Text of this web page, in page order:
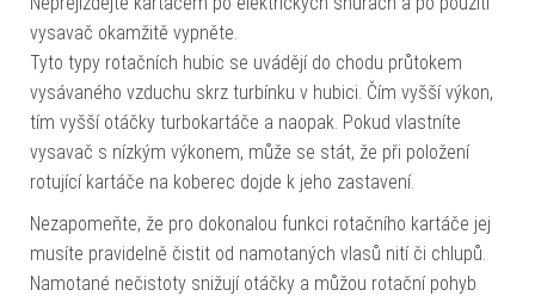
vysavač okamžitě vypněte.
Tyto typy rotačních hubic se uvádějí do chodu průtokem
vysávaného vzduchu skrz turbínku v hubici. Čím vyšší výkon,
tím vyšší otáčky turbokartáče a naopak. Pokud vlastníte
vysavač s nízkým výkonem, může se stát, že při položení
rotující kartáče na koberec dojde k jeho zastavení.
Nezapomeňte, že pro dokonalou funkci rotačního kartáče jej
musíte pravidelně čistit od namotaných vlasů nití či chlupů.
Namotané nečistoty snižují otáčky a můžou rotační pohyb